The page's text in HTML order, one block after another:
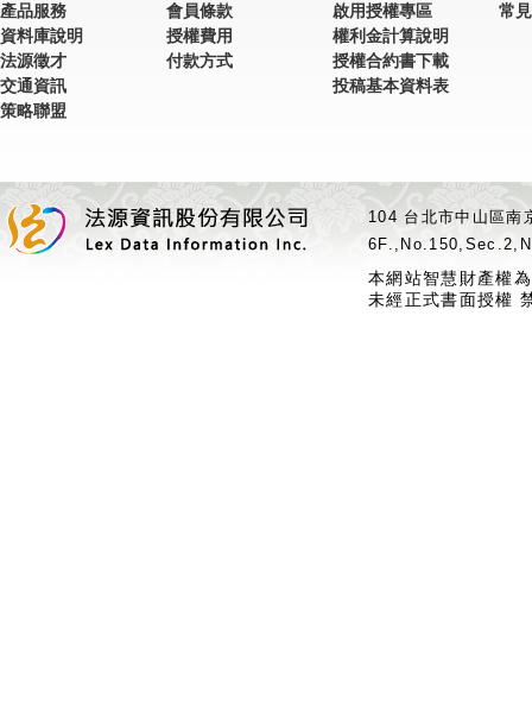
產品服務
資料庫說明
法源徵才
交通資訊
策略聯盟
會員條款
授權費用
付款方式
啟用授權專區
權利金計算說明
授權合約書下載
投稿基本資料表
常
104 台北市中山區
本網站智慧財產權
未經正式書面授權